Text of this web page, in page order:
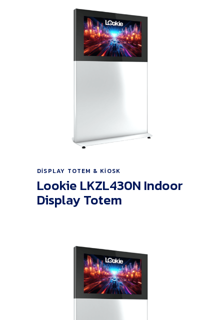
Ürünü İncele
DISPLAY TOTEM & KIOSK
Lookie LKZL430N Indoor
Display Totem